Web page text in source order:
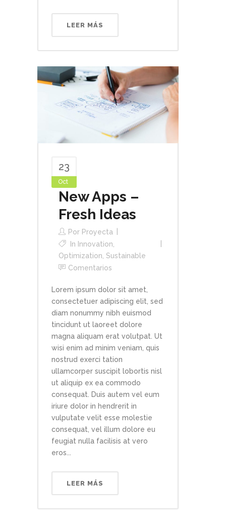
LEER MÁS
23
Oct
New Apps –
Fresh Ideas
Por Proyecta
In Innovation,
Optimization, Sustainable
Comentarios
Lorem ipsum dolor sit amet,
consectetuer adipiscing elit, sed
diam nonummy nibh euismod
tincidunt ut laoreet dolore
magna aliquam erat volutpat. Ut
wisi enim ad minim veniam, quis
nostrud exerci tation
ullamcorper suscipit lobortis nisl
ut aliquip ex ea commodo
consequat. Duis autem vel eum
iriure dolor in hendrerit in
vulputate velit esse molestie
consequat, vel illum dolore eu
feugiat nulla facilisis at vero
eros...
LEER MÁS